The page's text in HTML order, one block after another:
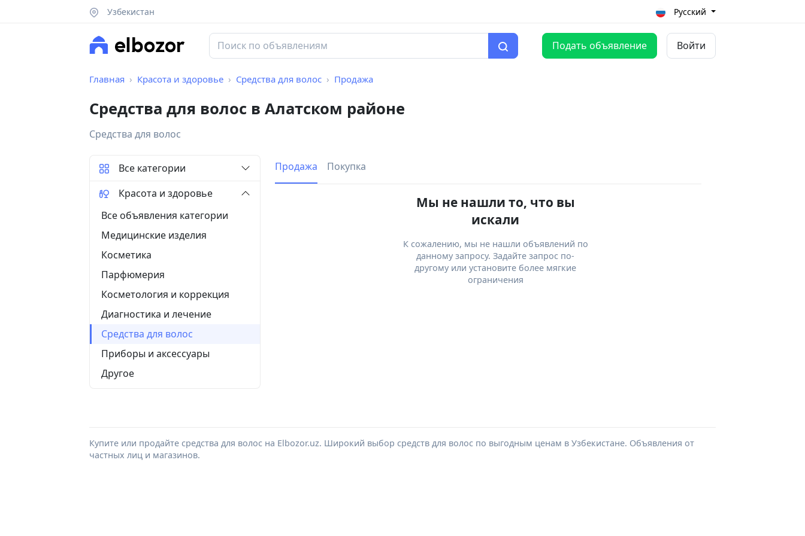
Узбекистан Русский
Подать объявление Войти
Главная Красота и здоровье Средства для волос Продажа
Средства для волос в Алатском районе
Средства для волос
Продажа Покупка
Мы не нашли то, что вы
искали
К сожалению, мы не нашли объявлений по
данному запросу. Задайте запрос по-
другому или установите более мягкие
ограничения
Все категории
Красота и здоровье
Все объявления категории
Медицинские изделия
Косметика
Парфюмерия
Косметология и коррекция
Диагностика и лечение
Средства для волос
Приборы и аксессуары
Другое
Купите или продайте средства для волос на Elbozor.uz. Широкий выбор средств для волос по выгодным ценам в Узбекистане. Объявления от
частных лиц и магазинов.